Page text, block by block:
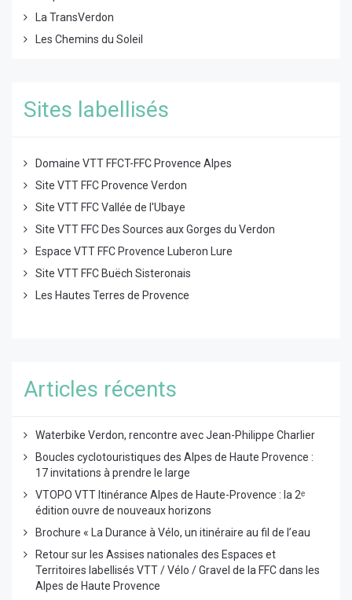
La TransVerdon
Les Chemins du Soleil
Sites labellisés
Domaine VTT FFCT-FFC Provence Alpes
Site VTT FFC Provence Verdon
Site VTT FFC Vallée de l'Ubaye
Site VTT FFC Des Sources aux Gorges du Verdon
Espace VTT FFC Provence Luberon Lure
Site VTT FFC Buëch Sisteronais
Les Hautes Terres de Provence
Articles récents
Waterbike Verdon, rencontre avec Jean-Philippe Charlier
Boucles cyclotouristiques des Alpes de Haute Provence :
17 invitations à prendre le large
VTOPO VTT Itinérance Alpes de Haute-Provence : la 2ᵉ
édition ouvre de nouveaux horizons
Brochure « La Durance à Vélo, un itinéraire au fil de l’eau
Retour sur les Assises nationales des Espaces et
Territoires labellisés VTT / Vélo / Gravel de la FFC dans les
Alpes de Haute Provence